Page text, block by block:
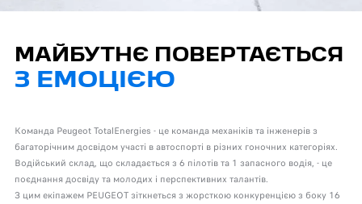
МАЙБУТНЄ ПОВЕРТАЄТЬСЯ
З ЕМОЦІЄЮ
Команда Peugeot TotalEnergies - це команда механіків та інженерів з
багаторічним досвідом участі в автоспорті в різних гоночних категоріях.
Водійський склад, що складається з 6 пілотів та 1 запасного водія, - це
поєднання досвіду та молодих і перспективних талантів.
З цим екіпажем PEUGEOT зіткнеться з жорсткою конкуренцією з боку 16